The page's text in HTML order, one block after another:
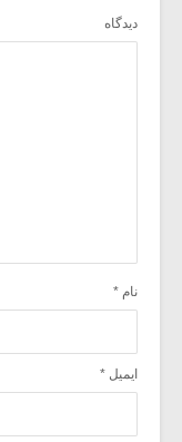
دیدگاه
نام *
ایمیل *